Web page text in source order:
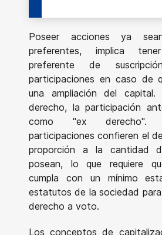
Poseer acciones ya
preferentes, implica
preferente de
participaciones en caso de
una ampliación del
derecho, la participación
como "ex derecho".
participaciones confieren el
proporción a la cantidad
posean, lo que requiere
cumpla con un mínimo
estatutos de la sociedad
derecho a voto.
Los conceptos de